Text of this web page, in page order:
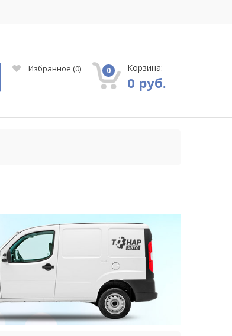
Избранное (0) 0 Корзина:
0 руб.